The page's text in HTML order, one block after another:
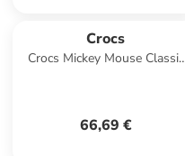
Crocs
Crocs Mickey Mouse Classic
66,69 €